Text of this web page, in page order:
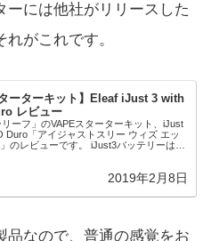
ーには他社がリリースした
がこれです。
ターターキット】Eleaf iJust 3 with
レビュー
リーフ」のVAPEスターターキット、iJust
Duro「アイジャストスリー ウィズ エッ
のレビューです。 iJust3バッテリーは
2019年2月8日
品なので、普通の感覚をお